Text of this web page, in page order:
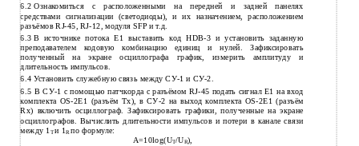
6.2 Ознакомиться с расположенными на передней и задней панелях
средствами сигнализации (светодиоды), и их назначением, расположением
разъёмовRJ-45, RJ-12, модуля SFP и т.д.
6.3 В источнике потока Е1 выставить код HDB-3 и установить заданную
преподавателем кодовую комбинацию единиц и нулей. Зафиксировать
полученный на экране осциллографа график, измерить амплитуду и
длительность импульсов.
6.4 Установить служебную связь междуСУ-1 и СУ-2.
6.5 ВСУ-1 с помощью патчкорда c разъёмом RJ-45 подать сигнал Е1 на вход
комплекта OS-2E1 (разъём Tx), в СУ-2 на выход комплекта OS-2E1 (разъём
Rx) включить осциллограф. Зафиксировать графики, полученные на экране
осциллографов. Вычислить длительности импульсов и потери в канале связи
между 1 Ти 1Rпо формуле:
А=10log(UТ/UR),